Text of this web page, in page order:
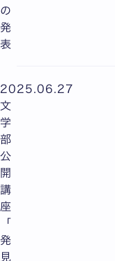
の
発
表
2025.06.27
文
学
部
公
開
講
座
「
発
見